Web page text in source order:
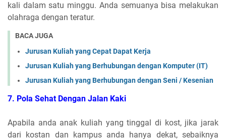
kali dalam satu minggu. Anda semuanya bisa melakukan
olahraga dengan teratur.
BACA JUGA
Jurusan Kuliah yang Cepat Dapat Kerja
Jurusan Kuliah yang Berhubungan dengan Komputer (IT)
Jurusan Kuliah yang Berhubungan dengan Seni / Kesenian
7. Pola Sehat Dengan Jalan Kaki
Apabila anda anak kuliah yang tinggal di kost, jika jarak
dari kostan dan kampus anda hanya dekat, sebaiknya